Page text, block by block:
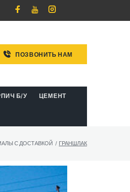
ПОЗВОНИТЬ НАМ
Б/У ЦЕМЕНТ
С ДОСТАВКОЙ / ГРАНШЛАК